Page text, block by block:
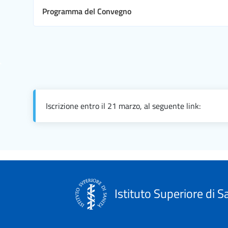
Programma del Convegno
Iscrizione entro il 21 marzo, al seguente link:
Istituto Superiore di